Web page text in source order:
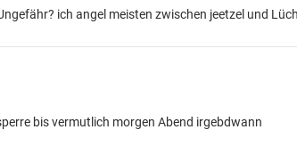
ich angel meisten zwischen jeetzel und
bis vermutlich morgen Abend irgebdwann